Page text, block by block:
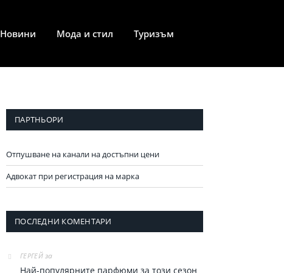
Новини Мода и стил Туризъм
ПАРТНЬОРИ
Отпушване на канали на достъпни цени
Адвокат при регистрация на марка
ПОСЛЕДНИ КОМЕНТАРИ
ГЕРГЕЙза
Най-популярните парфюми за тoзи сезон